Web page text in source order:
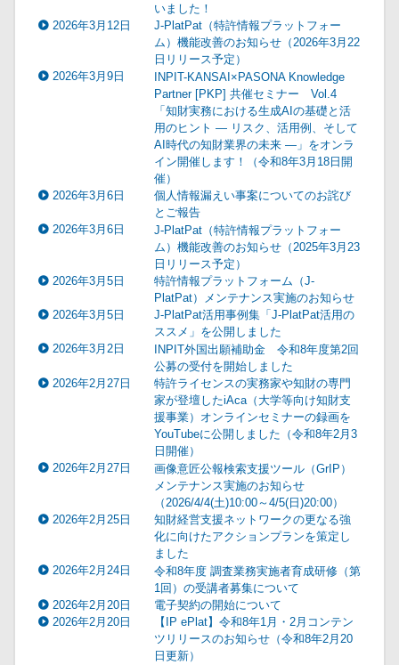
いました！
2026年3月12日
J-PlatPat（特許情報プラットフォー
ム）機能改善のお知らせ（2026年3月22
日リリース予定）
2026年3月9日
INPIT-KANSAI×PASONA Knowledge
Partner [PKP] 共催セミナー Vol.4
「知財実務における生成AIの基礎と活
用のヒント ― リスク、活用例、そして
AI時代の知財業界の未来 ―」をオンラ
イン開催します！（令和8年3月18日開
催）
2026年3月6日
個人情報漏えい事案についてのお詫び
とご報告
2026年3月6日
J-PlatPat（特許情報プラットフォー
ム）機能改善のお知らせ（2025年3月23
日リリース予定）
2026年3月5日
特許情報プラットフォーム（J-
PlatPat）メンテナンス実施のお知らせ
2026年3月5日
J-PlatPat活用事例集「J-PlatPat活用の
ススメ」を公開しました
2026年3月2日
INPIT外国出願補助金 令和8年度第2回
公募の受付を開始しました
2026年2月27日
特許ライセンスの実務家や知財の専門
家が登壇したiAca（大学等向け知財支
援事業）オンラインセミナーの録画を
YouTubeに公開しました（令和8年2月3
日開催）
2026年2月27日
画像意匠公報検索支援ツール（GrIP）
メンテナンス実施のお知らせ
（2026/4/4(土)10:00～4/5(日)20:00）
2026年2月25日
知財経営支援ネットワークの更なる強
化に向けたアクションプランを策定し
ました
2026年2月24日
令和8年度 調査業務実施者育成研修（第
1回）の受講者募集について
2026年2月20日
電子契約の開始について
2026年2月20日
【IP ePlat】令和8年1月・2月コンテン
ツリリースのお知らせ（令和8年2月20
日更新）